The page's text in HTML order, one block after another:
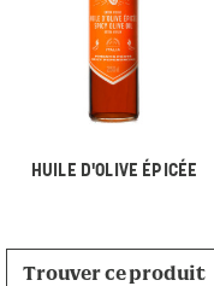
HUILE D'OLIVE ÉPICÉE
Trouver ce produit